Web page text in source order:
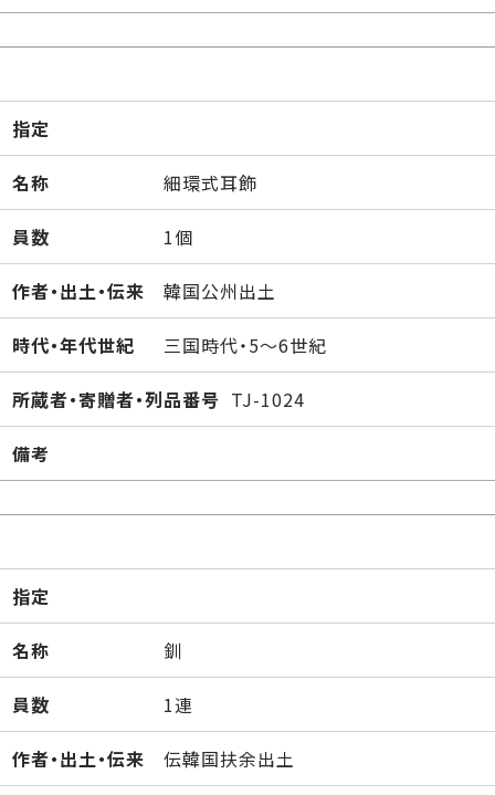
指定
名称 細環式耳飾
員数 1個
作者・出土・伝来 韓国公州出土
時代・年代世紀 三国時代・5～6世紀
所蔵者・寄贈者・列品番号 TJ-1024
備考
指定
名称 釧
員数 1連
作者・出土・伝来 伝韓国扶余出土